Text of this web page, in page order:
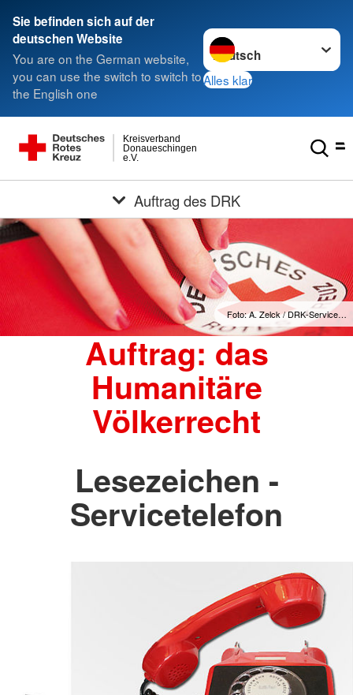
Sie befinden sich auf der
deutschen Website
You are on the German website,
you can use the switch to switch to
the English one
Sprache wechseln zu
Alles klar
e.V.
Donaueschingen
Kreisverband
Auftrag des DRK
Foto: A. Zelck / DRK-Service…
Auftrag: das
Humanitäre
Völkerrecht
Lesezeichen -
Servicetelefon